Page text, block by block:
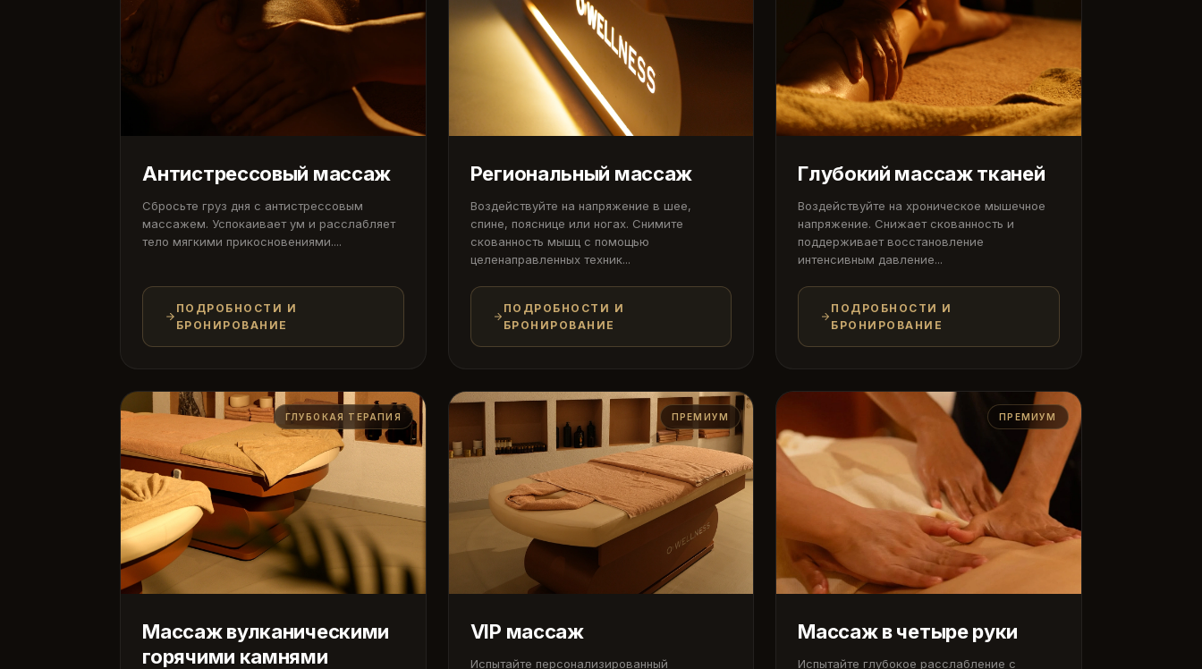
Антистрессовый массаж
Сбросьте груз дня с антистрессовым
массажем. Успокаивает ум и расслабляет
тело мягкими прикосновениями....
ПОДРОБНОСТИ И
БРОНИРОВАНИЕ
Региональный массаж
Воздействуйте на напряжение в шее,
спине, пояснице или ногах. Снимите
скованность мышц с помощью
целенаправленных техник...
ПОДРОБНОСТИ И
БРОНИРОВАНИЕ
Глубокий массаж тканей
Воздействуйте на хроническое мышечное
напряжение. Снижает скованность и
поддерживает восстановление
интенсивным давление...
ПОДРОБНОСТИ И
БРОНИРОВАНИЕ
ГЛУБОКАЯ ТЕРАПИЯ
Массаж вулканическими
горячими камнями
ПРЕМИУМ
VIP массаж
Испытайте персонализированный
ПРЕМИУМ
Массаж в четыре руки
Испытайте глубокое расслабление с